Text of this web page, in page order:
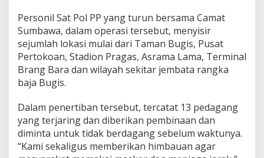
Personil Sat Pol PP yang turun bersama Camat
Sumbawa, dalam operasi tersebut, menyisir
sejumlah lokasi mulai dari Taman Bugis, Pusat
Pertokoan, Stadion Pragas, Asrama Lama, Terminal
Brang Bara dan wilayah sekitar jembata rangka
baja Bugis.
Dalam penertiban tersebut, tercatat 13 pedagang
yang terjaring dan diberikan pembinaan dan
diminta untuk tidak berdagang sebelum waktunya.
“Kami sekaligus memberikan himbauan agar